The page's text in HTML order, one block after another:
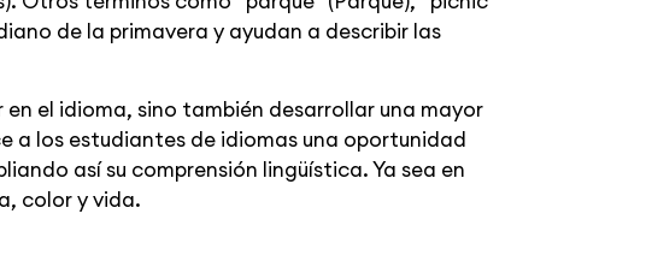
de la primavera y ayudan a describir las
el idioma, sino también desarrollar una mayor
a los estudiantes de idiomas una oportunidad
así su comprensión lingüística. Ya sea en
color y vida.